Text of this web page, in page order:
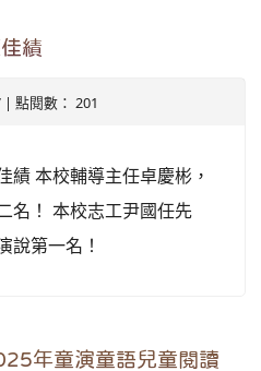
績
| 點閱數： 201
績 本校輔導主任卓慶彬，
名！ 本校志工尹國任先
說第一名！
年童演童語兒童閱讀